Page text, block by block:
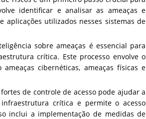
identificar e analisar as ameaças e
aplicações utilizados nesses sistemas de
sobre ameaças é essencial para
crítica. Este processo envolve o
cibernéticas, ameaças físicas e
de controle de acesso pode ajudar a
crítica e permite o acesso
inclui a implementação de medidas de